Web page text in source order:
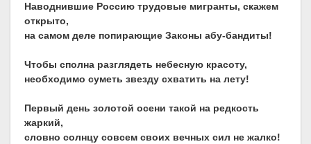
Наводнившие Россию трудовые мигранты, скажем
открыто,
на самом деле попирающие Законы абу-бандиты!
Чтобы сполна разглядеть небесную красоту,
необходимо суметь звезду схватить на лету!
Первый день золотой осени такой на редкость
жаркий,
словно солнцу совсем своих вечных сил не жалко!